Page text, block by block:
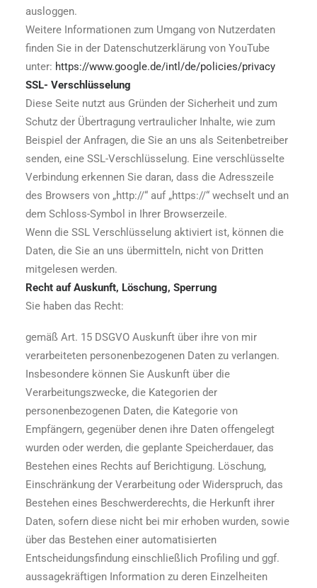
ausloggen.
Weitere Informationen zum Umgang von Nutzerdaten
finden Sie in der Datenschutzerklärung von YouTube
unter: https://www.google.de/intl/de/policies/privacy
SSL- Verschlüsselung
Diese Seite nutzt aus Gründen der Sicherheit und zum
Schutz der Übertragung vertraulicher Inhalte, wie zum
Beispiel der Anfragen, die Sie an uns als Seitenbetreiber
senden, eine SSL-Verschlüsselung. Eine verschlüsselte
Verbindung erkennen Sie daran, dass die Adresszeile
des Browsers von „http://“ auf „https://“ wechselt und an
dem Schloss-Symbol in Ihrer Browserzeile.
Wenn die SSL Verschlüsselung aktiviert ist, können die
Daten, die Sie an uns übermitteln, nicht von Dritten
mitgelesen werden.
Recht auf Auskunft, Löschung, Sperrung
Sie haben das Recht:
gemäß Art. 15 DSGVO Auskunft über ihre von mir
verarbeiteten personenbezogenen Daten zu verlangen.
Insbesondere können Sie Auskunft über die
Verarbeitungszwecke, die Kategorien der
personenbezogenen Daten, die Kategorie von
Empfängern, gegenüber denen ihre Daten offengelegt
wurden oder werden, die geplante Speicherdauer, das
Bestehen eines Rechts auf Berichtigung. Löschung,
Einschränkung der Verarbeitung oder Widerspruch, das
Bestehen eines Beschwerderechts, die Herkunft ihrer
Daten, sofern diese nicht bei mir erhoben wurden, sowie
über das Bestehen einer automatisierten
Entscheidungsfindung einschließlich Profiling und ggf.
aussagekräftigen Information zu deren Einzelheiten